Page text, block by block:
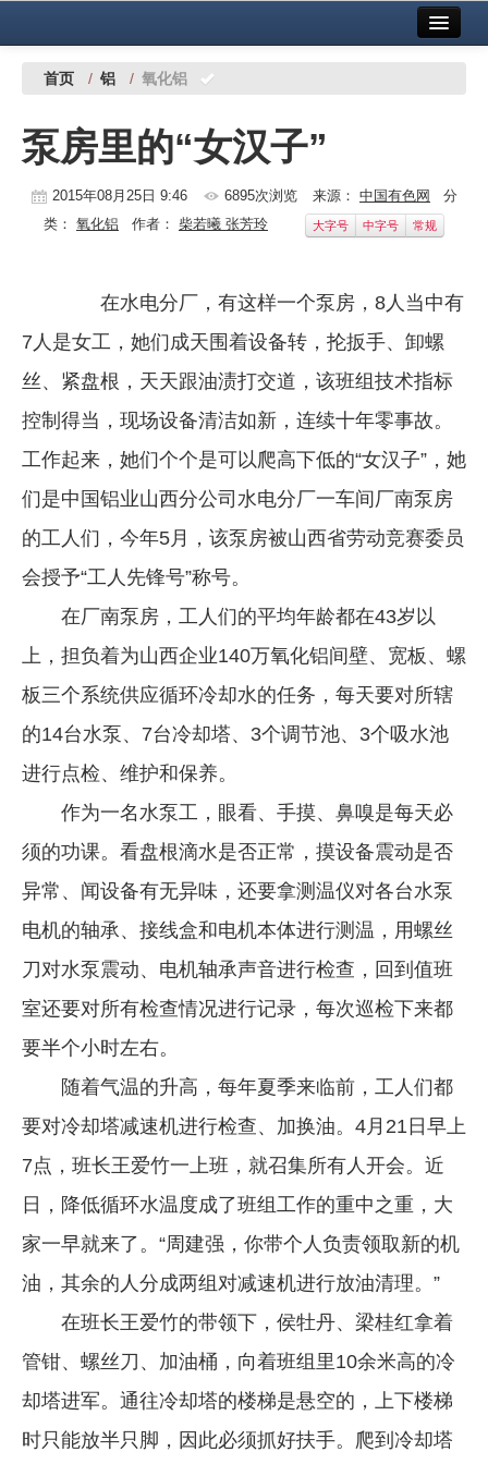
中国有色金属报社主办 广告服务
铜镍铅锌
铝
科技
镁钛
地矿 建设
党建工作
行情报价
数字报
首页 / 铝 / 氧化铝
泵房里的“女汉子”
2015年08月25日 9:46 6895次浏览 来源： 中国有色网
分
类： 氧化铝 作者： 柴若曦 张芳玲 大字号 中字号 常规
在水电分厂，有这样一个泵房，8人当中有
7人是女工，她们成天围着设备转，抡扳手、卸螺
丝、紧盘根，天天跟油渍打交道，该班组技术指标
控制得当，现场设备清洁如新，连续十年零事故。
工作起来，她们个个是可以爬高下低的“女汉子”，她
们是中国铝业山西分公司水电分厂一车间厂南泵房
的工人们，今年5月，该泵房被山西省劳动竞赛委员
会授予“工人先锋号”称号。
在厂南泵房，工人们的平均年龄都在43岁以
上，担负着为山西企业140万氧化铝间壁、宽板、螺
板三个系统供应循环冷却水的任务，每天要对所辖
的14台水泵、7台冷却塔、3个调节池、3个吸水池
进行点检、维护和保养。
作为一名水泵工，眼看、手摸、鼻嗅是每天必
须的功课。看盘根滴水是否正常，摸设备震动是否
异常、闻设备有无异味，还要拿测温仪对各台水泵
电机的轴承、接线盒和电机本体进行测温，用螺丝
刀对水泵震动、电机轴承声音进行检查，回到值班
室还要对所有检查情况进行记录，每次巡检下来都
要半个小时左右。
随着气温的升高，每年夏季来临前，工人们都
要对冷却塔减速机进行检查、加换油。4月21日早上
7点，班长王爱竹一上班，就召集所有人开会。近
日，降低循环水温度成了班组工作的重中之重，大
家一早就来了。“周建强，你带个人负责领取新的机
油，其余的人分成两组对减速机进行放油清理。”
在班长王爱竹的带领下，侯牡丹、梁桂红拿着
管钳、螺丝刀、加油桶，向着班组里10余米高的冷
却塔进军。通往冷却塔的楼梯是悬空的，上下楼梯
时只能放半只脚，因此必须抓好扶手。爬到冷却塔